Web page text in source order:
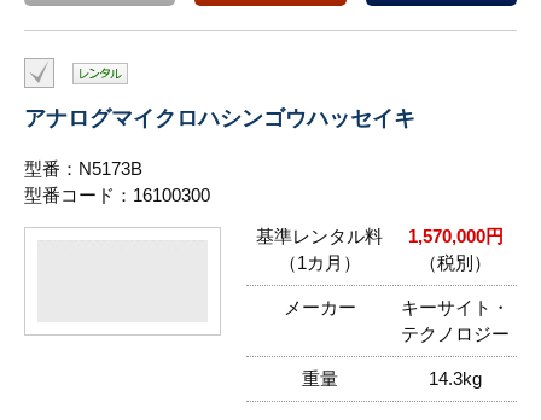
アナログマイクロハシンゴウハッセイキ
型番：N5173B
型番コード：16100300
基準レンタル料
（1カ月）
1,570,000円
（税別）
メーカー
キーサイト・
テクノロジー
重量 14.3kg